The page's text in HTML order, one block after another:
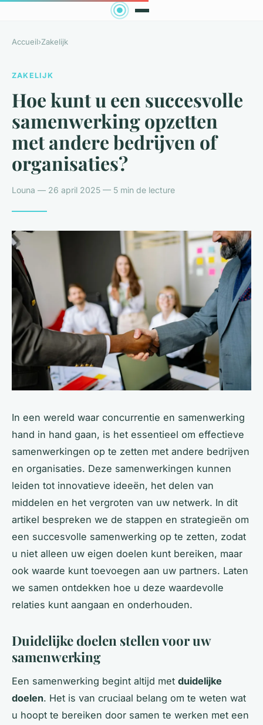
Accueil›Zakelijk
ZAKELIJK
Hoe kunt u een succesvolle
samenwerking opzetten
met andere bedrijven of
organisaties?
Louna — 26 april 2025 — 5 min de lecture
In een wereld waar concurrentie en samenwerking
hand in hand gaan, is het essentieel om effectieve
samenwerkingen op te zetten met andere bedrijven
en organisaties. Deze samenwerkingen kunnen
leiden tot innovatieve ideeën, het delen van
middelen en het vergroten van uw netwerk. In dit
artikel bespreken we de stappen en strategieën om
een succesvolle samenwerking op te zetten, zodat
u niet alleen uw eigen doelen kunt bereiken, maar
ook waarde kunt toevoegen aan uw partners. Laten
we samen ontdekken hoe u deze waardevolle
relaties kunt aangaan en onderhouden.
Duidelijke doelen stellen voor uw
samenwerking
Een samenwerking begint altijd met duidelijke
doelen. Het is van cruciaal belang om te weten wat
u hoopt te bereiken door samen te werken met een